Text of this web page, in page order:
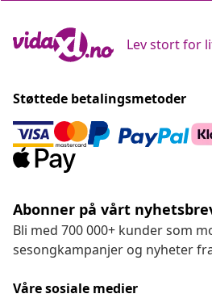
Lev stort for
Støttede betalingsmetoder
Abonner på vårt
Bli med 700 000+ kunder som
sesongkampanjer og nyheter
Våre sosiale medier